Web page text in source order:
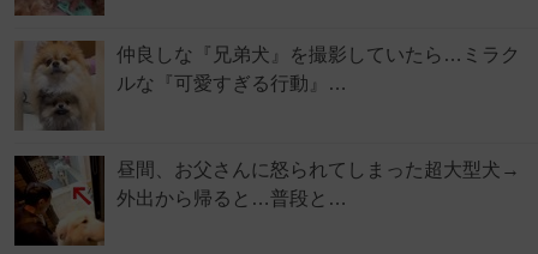
仲良しな『兄弟犬』を撮影していたら…ミラク
ルな『可愛すぎる行動』…
昼間、お父さんに怒られてしまった超大型犬→
外出から帰ると…普段と…